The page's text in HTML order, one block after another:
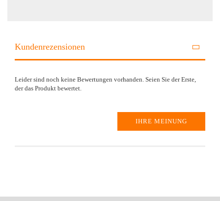
Kundenrezensionen
Leider sind noch keine Bewertungen vorhanden. Seien Sie der Erste,
der das Produkt bewertet.
IHRE MEINUNG